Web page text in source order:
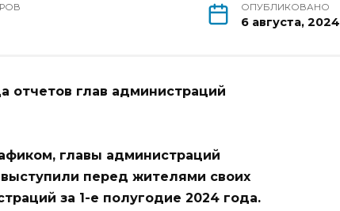
ОПУБЛИКОВАНО
6 августа, 2024
отчетов глав администраций
главы администраций
перед жителями своих
за 1-е полугодие 2024 года.